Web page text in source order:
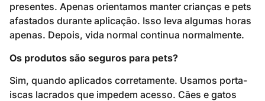
presentes. Apenas orientamos manter crianças e pets
afastados durante aplicação. Isso leva algumas horas
apenas. Depois, vida normal continua normalmente.
Os produtos são seguros para pets?
Sim, quando aplicados corretamente. Usamos porta-
iscas lacrados que impedem acesso. Cães e gatos